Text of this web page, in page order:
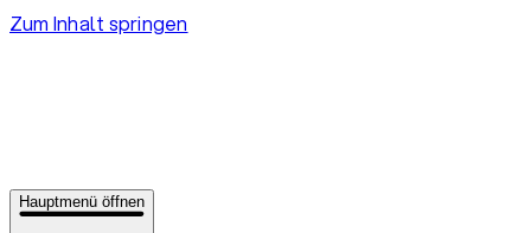
Zum Inhalt springen
Hauptmenü öffnen